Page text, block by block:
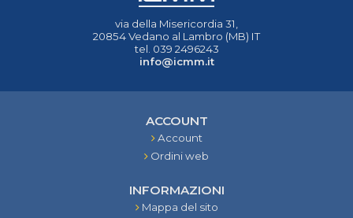
via della Misericordia 31,
20854 Vedano al Lambro (MB) IT
tel. 039 2496243
info@icmm.it
ACCOUNT
Account
Ordini web
INFORMAZIONI
Mappa del sito